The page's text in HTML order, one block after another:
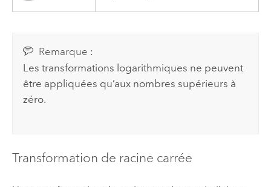
Remarque :
Les transformations logarithmiques ne peuvent
être appliquées qu’aux nombres supérieurs à
zéro.
Transformation de racine carrée